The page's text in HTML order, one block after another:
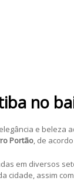
no
e beleza
Portão, de
em diversos
assim